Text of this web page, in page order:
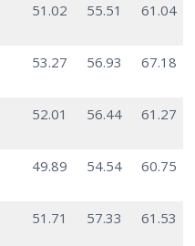
51.02 55.51 61.04
53.27 56.93 67.18
52.01 56.44 61.27
49.89 54.54 60.75
51.71 57.33 61.53